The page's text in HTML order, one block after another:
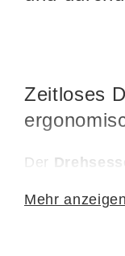
Zeitloses
Der
Mehr